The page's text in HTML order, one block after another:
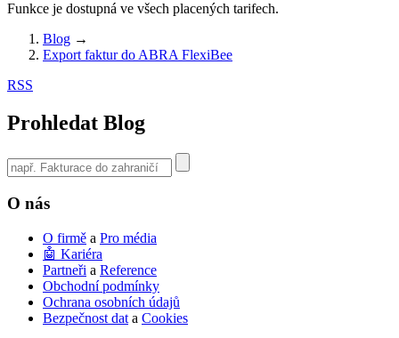
Funkce je dostupná ve všech placených tarifech.
Blog →
Export faktur do ABRA FlexiBee
RSS
Prohledat Blog
Use
the
O nás
O firmě a Pro média
🤖 Kariéra
Partneři a Reference
Obchodní podmínky
Ochrana osobních údajů
Bezpečnost dat a Cookies